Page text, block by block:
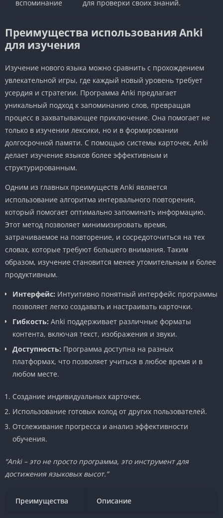
вспоминание для проверки своих знаний.
Преимущества использования Anki
для изучения
Изучение нового языка можно сравнить с прохождением
увлекательной игры, где каждый новый уровень требует
усердия и стратегии. Программа Anki предлагает
уникальный подход к запоминанию слов, превращая
процесс в захватывающее приключение. Она помогает не
только в изучении лексики, но и в формировании
долгосрочной памяти. С помощью системы карточек, Anki
делает изучение языков более эффективным и
структурированным.
Одним из главных преимуществ Anki является
использование алгоритма интервального повторения,
который помогает оптимально запоминать информацию.
Этот метод позволяет минимизировать время,
затрачиваемое на повторение, и сосредоточиться на тех
словах, которые требуют большего внимания. Таким
образом, изучение становится менее утомительным и более
продуктивным.
Интерфейс: Интуитивно понятный интерфейс программы
позволяет легко создавать и настраивать карточки.
Гибкость: Anki поддерживает различные форматы
контента, включая текст, изображения и звуки.
Доступность: Программа доступна на разных
платформах, что позволяет учиться в любое время и в
любом месте.
Создание индивидуальных карточек.
Использование готовых колод от других пользователей.
Отслеживание прогресса и анализ эффективности
обучения.
“Anki – это не просто программа, это инструмент для
достижения языковых высот.”
Преимущества Описание